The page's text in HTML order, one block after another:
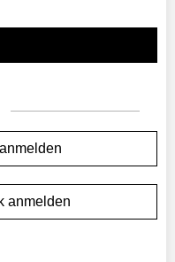
anmelden